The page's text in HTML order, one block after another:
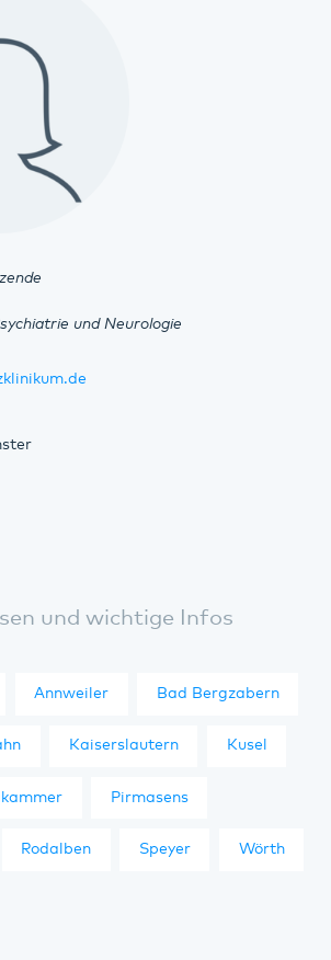
und Neurologie
und wichtige Infos
Annweiler Bad Bergzabern
Kaiserslautern Kusel
Pirmasens
Rodalben Speyer Wörth